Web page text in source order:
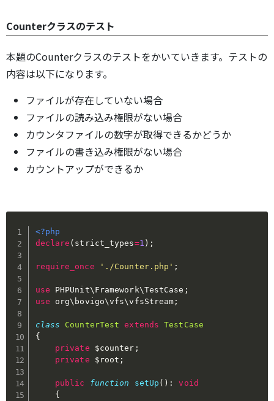
Counterクラスのテスト
本題のCounterクラスのテストをかいていきます。テストの
内容は以下になります。
ファイルが存在していない場合
ファイルの読み込み権限がない場合
カウンタファイルの数字が取得できるかどうか
ファイルの書き込み権限がない場合
カウントアップができるか
<?php
declare ( strict_types=1 ) ;
require_once './Counter.php' ;
use PHPUnit\ Framework\TestCase ;
use
org\ bovigo\vfs\vfsStream ;
class CounterTest extends
TestCase
{
private
$counter ;
private
$root ;
public function setUp ( ) :
void
{